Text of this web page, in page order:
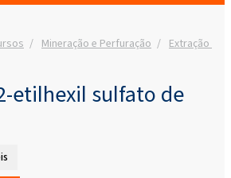
Mineração e Perfuração Extração de
etilhexil sulfato de